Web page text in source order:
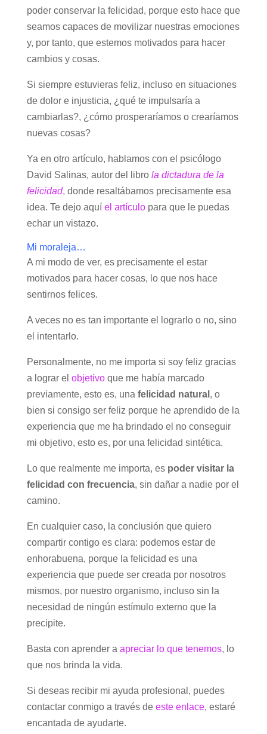
poder conservar la felicidad, porque esto hace que
seamos capaces de movilizar nuestras emociones
y, por tanto, que estemos motivados para hacer
cambios y cosas.
Si siempre estuvieras feliz, incluso en situaciones
de dolor e injusticia, ¿qué te impulsaría a
cambiarlas?, ¿cómo prosperaríamos o crearíamos
nuevas cosas?
Ya en otro artículo, hablamos con el psicólogo
David Salinas, autor del libro la dictadura de la
felicidad, donde resaltábamos precisamente esa
idea. Te dejo aquíel artículopara que le puedas
echar un vistazo.
Mi moraleja…
A mi modo de ver, es precisamente el estar
motivados para hacer cosas, lo que nos hace
sentirnos felices.
A veces no es tan importante el lograrlo o no, sino
el intentarlo.
Personalmente, no me importa si soy feliz gracias
a lograr el objetivoque me había marcado
previamente, esto es, una felicidad natural , o
bien si consigo ser feliz porque he aprendido de la
experiencia que me ha brindado el no conseguir
mi objetivo, esto es, por una felicidad sintética.
Lo que realmente me importa, es poder visitar la
felicidad con frecuencia, sin dañar a nadie por el
camino.
En cualquier caso, la conclusión que quiero
compartir contigo es clara: podemos estar de
enhorabuena, porque la felicidad es una
experiencia que puede ser creada por nosotros
mismos, por nuestro organismo, incluso sin la
necesidad de ningún estímulo externo que la
precipite.
Basta con aprender a apreciar lo que tenemos, lo
que nos brinda la vida.
Si deseas recibir mi ayuda profesional, puedes
contactar conmigo a través de este enlace, estaré
encantada de ayudarte.